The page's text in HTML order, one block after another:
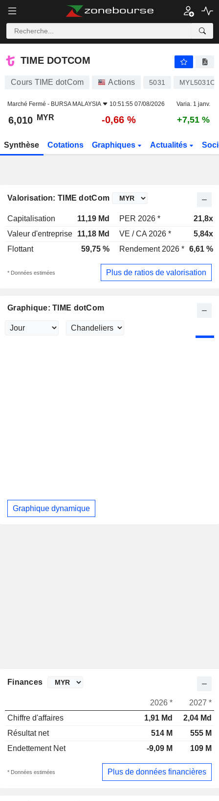
TIME DOTCOM
TIME DOTCOM
Cours TIME dotCom Actions 5031
Marché Fermé - BURSA MALAYSIA 10:51:55 07/08/2026 Varia. 1 janv.
6,010 MYR -0,66 % +7,51 %
Synthèse Cotations Graphiques Actualités
Valorisation: TIME dotCom
Capitalisation 11,19 Md PER 2026 *
21,8x
Valeur d'entreprise
11,18 Md VE / CA 2026 *
5,84x
Flottant
59,75 % Rendement 2026 * 6,61 %
* Données estimées Plus de ratios de valorisation
Graphique: TIME dotCom
Graphique dynamique
Finances
2026 *
2027 *
Chiffre d'affaires
1,91 Md
2,04 Md
Résultat net
514 M
555 M
Endettement Net
-9,09 M 109 M
* Données estimées Plus de données financières